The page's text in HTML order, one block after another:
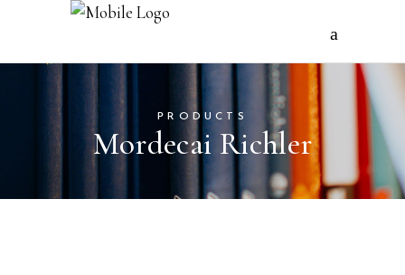
PRODUCTS
Mordecai Richler